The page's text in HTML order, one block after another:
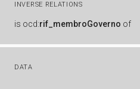
INVERSE RELATIONS
is ocd:rif_membroGoverno of
DATA